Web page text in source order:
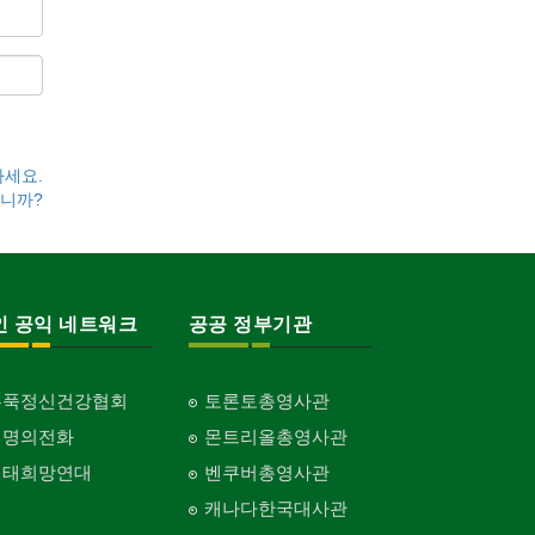
요.
까?
공익 네트워크
정신건강협회
의전화
희망연대
공공 정부기관
토론토총영사관
몬트리올총영사관
벤쿠버총영사관
캐나다한국대사관